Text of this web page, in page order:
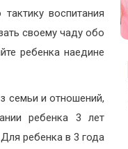
воспитания
своему чаду обо
ребенка наедине
семьи и отношений,
ребенка 3 лет
ребенка в 3 года